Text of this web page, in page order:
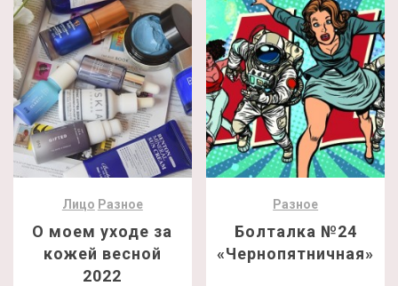
Лицо Разное
О моем уходе за
кожей весной
2022
Разное
Болталка №24
«Чернопятничная»